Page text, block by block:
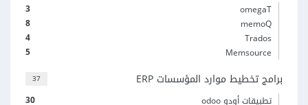
3
omegaT
8
memoQ
4
Trados
5
Memsource
37 برامج تخطيط موارد المؤسسات ERP
30 تطبيقات أودو odoo